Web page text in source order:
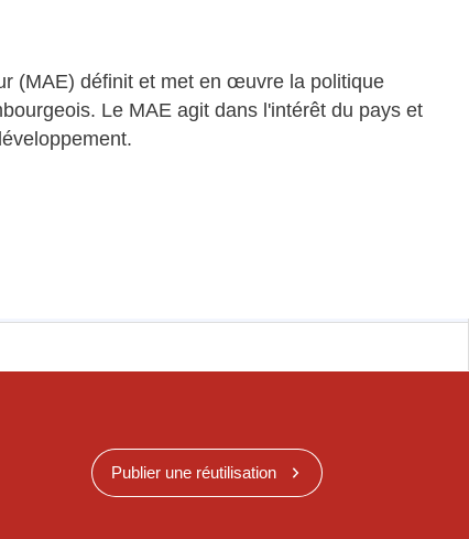
(MAE) définit et met en œuvre la politique
Le MAE agit dans l'intérêt du pays et
Publier une réutilisation